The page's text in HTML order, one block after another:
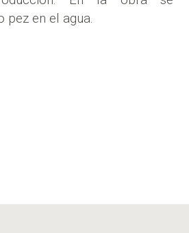
pez en el agua.